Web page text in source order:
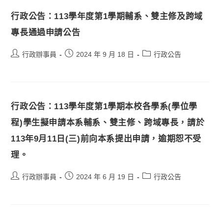
行政公告：113學年度第1學期輔系、雙主修及跨域
專長通過申請公告
行政辦事員 2024 年 9 月 18 日 行政公告
行政公告：113學年度第1學期本校各學系(學位學
程)學生擬申請本系輔系、雙主修、跨域專長，請於
113年9月11日(三)前向本系提出申請，逾期恕不受
理。
行政辦事員 2024 年 6 月 19 日 行政公告